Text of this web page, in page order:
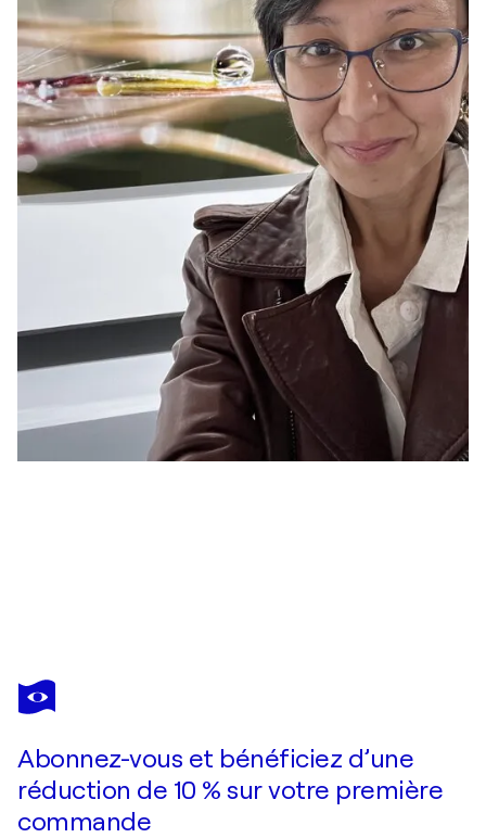
INNA ETUVGI
Soul's Paper Work - Studio Edition
Abonnez-vous et bénéficiez d’une
réduction de 10 % sur votre première
commande